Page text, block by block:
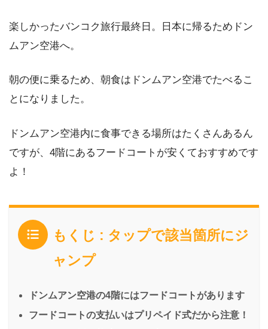
楽しかったバンコク旅行最終日。日本に帰るためドン
ムアン空港へ。
朝の便に乗るため、朝食はドンムアン空港でたべるこ
とになりました。
ドンムアン空港内に食事できる場所はたくさんあるん
ですが、4階にあるフードコートが安くておすすめです
よ！
もくじ : タップで該当箇所にジ
ャンプ
ドンムアン空港の4階にはフードコートがあります
フードコートの支払いはプリペイド式だから注意！